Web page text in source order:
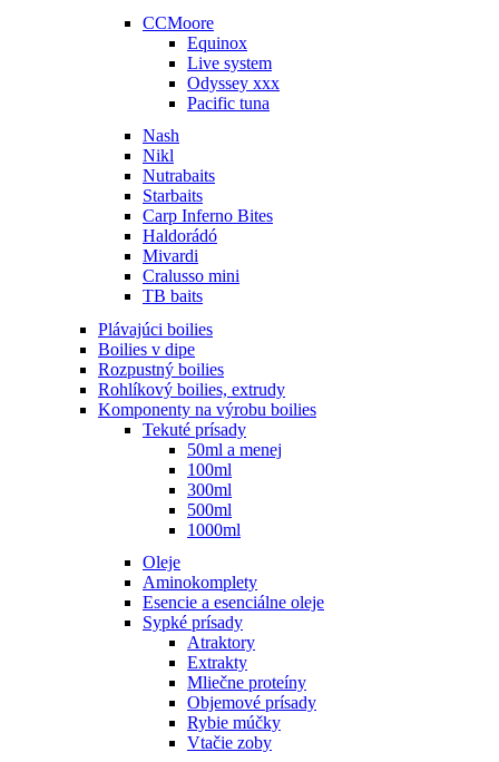
CCMoore
Equinox
Live system
Odyssey xxx
Pacific tuna
Nash
Nikl
Nutrabaits
Starbaits
Carp Inferno Bites
Haldorádó
Mivardi
Cralusso mini
TB baits
Plávajúci boilies
Boilies v dipe
Rozpustný boilies
Rohlíkový boilies, extrudy
Komponenty na výrobu boilies
Tekuté prísady
50ml a menej
100ml
300ml
500ml
1000ml
Oleje
Aminokomplety
Esencie a esenciálne oleje
Sypké prísady
Atraktory
Extrakty
Mliečne proteíny
Objemové prísady
Rybie múčky
Vtačie zoby